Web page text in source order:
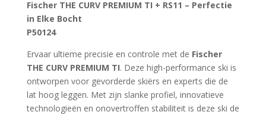
Fischer THE CURV PREMIUM TI + RS11 – Perfectie
in Elke Bocht
P50124
Ervaar ultieme precisie en controle met de Fischer
THE CURV PREMIUM TI. Deze high-performance ski is
ontworpen voor gevorderde skiërs en experts die de
lat hoog leggen. Met zijn slanke profiel, innovatieve
technologieën en onovertroffen stabiliteit is deze ski de